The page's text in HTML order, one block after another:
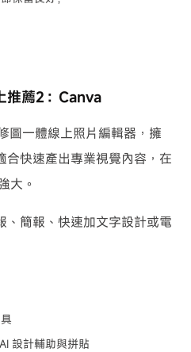
推薦2：Canva
圖一體線上照片編輯器，擁
合快速產出專業視覺內容，在
大。
、簡報、快速加文字設計或電
設計輔助與拼貼